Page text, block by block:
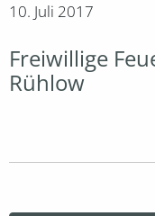
10. Juli 2017
Freiwillige
Rühlow